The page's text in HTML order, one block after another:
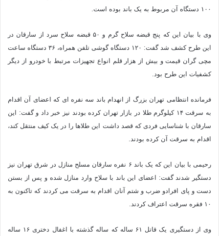
۱۰۰ دستگاه آن مربوط به یک باند بوده است.
وی با بیان این که پنج قبضه سلاح گرم و ۵۰ قبضه سلاح سرد از سارقان در
این طرح کشف شد گفت: ۱۲۰ دستگاه گوشی تلفن همراه، ۳۶ دستگاه ساعت
مچی گران قیمت و بیش از هزار قلم انواع تجهیزات مرتبط با خودرو از دیگر
کشفیات این طرح بود.
فرمانده انتظامی تهران بزرگ از انهدام باند سه نفره ای که اعضای آن اقدام
به سرقت ۱۴ کیلوگرم طلا در بازار تهران کرده بودند نیز خبر داد و گفت: این
سارقان با شناسایی فردی که قصد داشت این طلاها را در یک کیف منتقل کند،
اقدام به سرقت آن کرده بودند.
رحیمی با بیان این که یک باند ۶ نفره سارقان مسلح منازل در شرق تهران نیز
دستگیر شدند گفت: اعضای این باند با سلاح وارد منازل شده و پس از بستن
دست و پای افرادو ضرب و شتم آنان اقدام به سرقت می کردند که تاکنون به
۱۰ فقره سرقت اعتراف کردند.
وی از دستگیری یک قاتل ۶۱ ساله که ساله گذشته با اغفال دختری ۱۶ ساله